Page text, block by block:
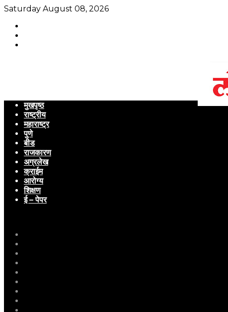
Saturday August 08, 2026
मुखपृष्ठ
राष्ट्रीय
महाराष्ट्र
पुणे
बीड
राजकारण
अग्रलेख
क्राईम
आरोग्य
शिक्षण
ई – पेपर